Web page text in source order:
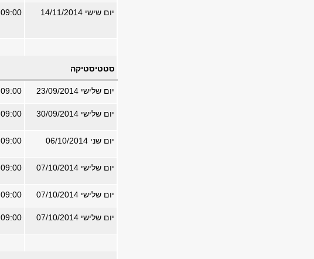
יום שישי 14/11/2014
09:00
סטטיסטיקה
יום שלישי 23/09/2014 09:00
יום שלישי 30/09/2014 09:00
יום שני 06/10/2014 09:00
יום שלישי 07/10/2014 09:00
יום שלישי 07/10/2014 09:00
יום שלישי 07/10/2014 09:00